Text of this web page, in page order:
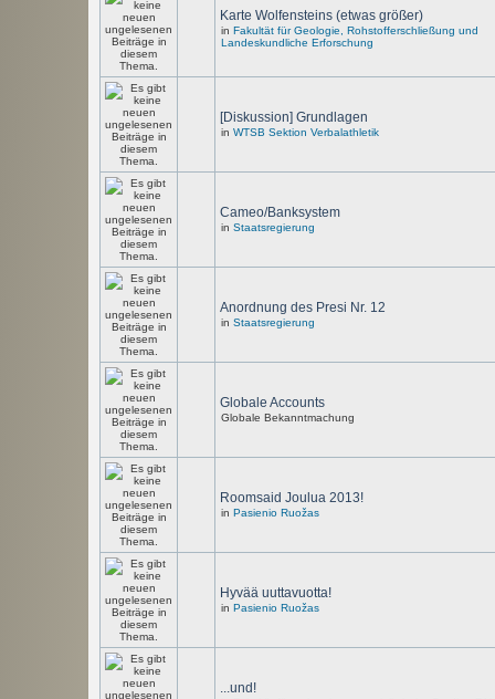
Karte Wolfensteins (etwas größer)
in Fakultät für Geologie, Rohstofferschließung und
Landeskundliche Erforschung
[Diskussion] Grundlagen
in WTSB Sektion Verbalathletik
Cameo/Banksystem
in Staatsregierung
Anordnung des Presi Nr. 12
in Staatsregierung
Globale Accounts
Globale Bekanntmachung
Roomsaid Joulua 2013!
in Pasienio Ruožas
Hyvää uuttavuotta!
in Pasienio Ruožas
...und!